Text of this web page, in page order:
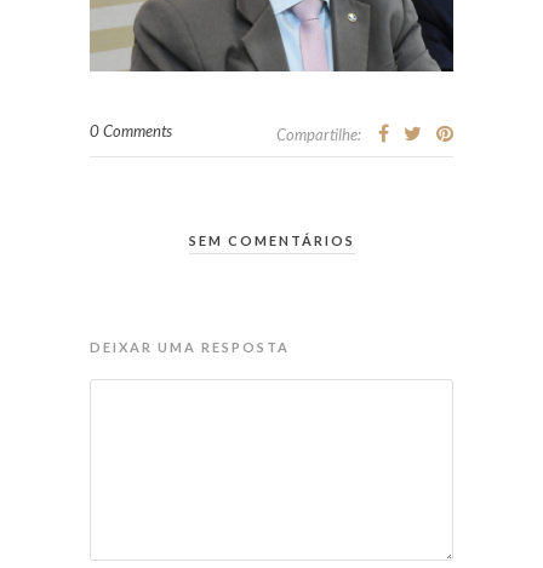
0 Comments Compartilhe:
SEM COMENTÁRIOS
DEIXAR UMA RESPOSTA